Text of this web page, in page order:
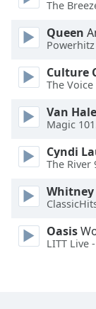
Reset
Done
Modal
Dialog
dialog
window.
The
Queen
Culture
The Voice
Van
Magic
Cyndi
The River
Oasis
LITT Live -